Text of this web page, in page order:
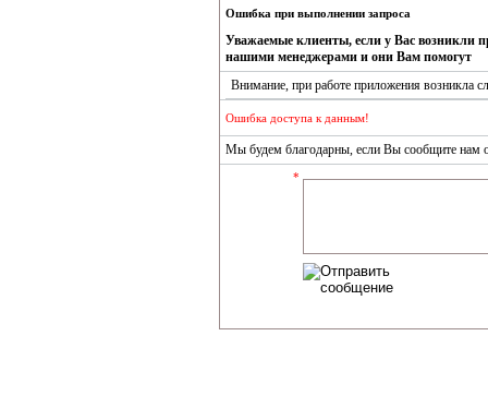
Ошибка при выполнении запроса
Уважаемые клиенты, если у Вас возникли
нашими менеджерами и они Вам помогут
Внимание, при работе приложения возникла
Ошибка доступа к данным!
Мы будем благодарны, если Вы сообщите нам
*